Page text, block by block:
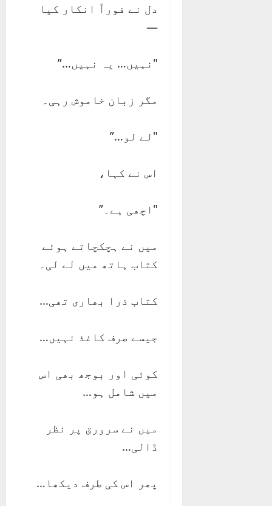
دل نے فوراً انکار کیا
—
"نہیں… یہ نہیں…”
مگر زبان خاموش رہی۔
"لے لو…”
اس نے کہا،
"اچھی ہے۔”
میں نے ہچکچاتے ہوئے
کتاب ہاتھ میں لے لی۔
کتاب ذرا بھاری تھی…
جیسے صرف کاغذ نہیں…
کوئی اور بوجھ بھی اس
میں شامل ہو…
میں نے سرورق پر نظر
ڈالی…
پھر اس کی طرف دیکھا…